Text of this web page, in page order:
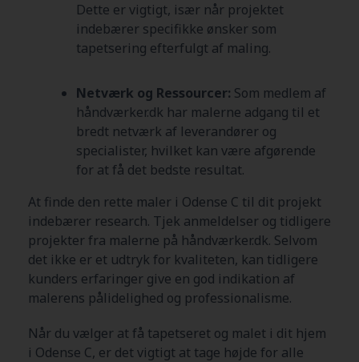
Dette er vigtigt, især når projektet
indebærer specifikke ønsker som
tapetsering efterfulgt af maling.
Netværk og Ressourcer: Som medlem af
håndværker.dk har malerne adgang til et
bredt netværk af leverandører og
specialister, hvilket kan være afgørende
for at få det bedste resultat.
At finde den rette maler i Odense C til dit projekt
indebærer research. Tjek anmeldelser og tidligere
projekter fra malerne på håndværker.dk. Selvom
det ikke er et udtryk for kvaliteten, kan tidligere
kunders erfaringer give en god indikation af
malerens pålidelighed og professionalisme.
Når du vælger at få tapetseret og malet i dit hjem
i Odense C, er det vigtigt at tage højde for alle